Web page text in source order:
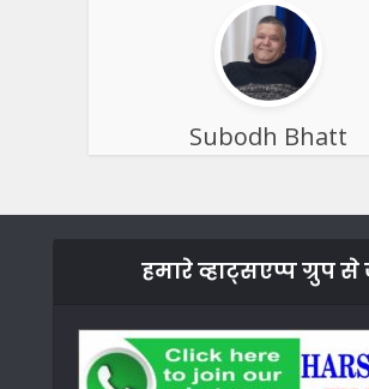
Subodh Bhatt
हमारे व्हाट्सएप्प ग्रुप